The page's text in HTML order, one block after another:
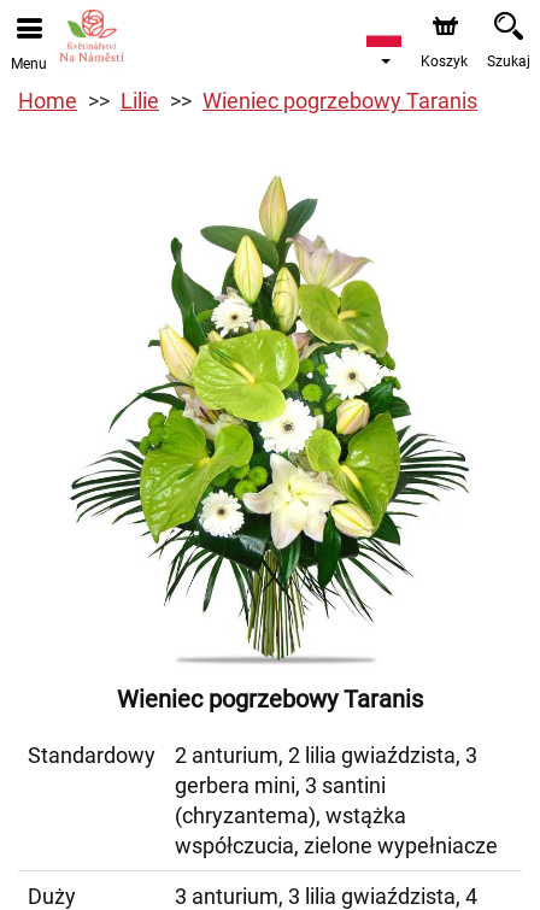
Menu Koszyk Szukaj
Home Lilie Wieniec pogrzebowy Taranis
Wieniec pogrzebowy Taranis
Standardowy
2 anturium, 2 lilia gwiaździsta, 3
gerbera mini, 3 santini
(chryzantema), wstążka
współczucia, zielone wypełniacze
Duży
3 anturium, 3 lilia gwiaździsta, 4